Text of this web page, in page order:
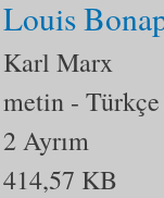
Louis
Karl Marx
metin - Türkçe
2 Ayrım
414,57 KB